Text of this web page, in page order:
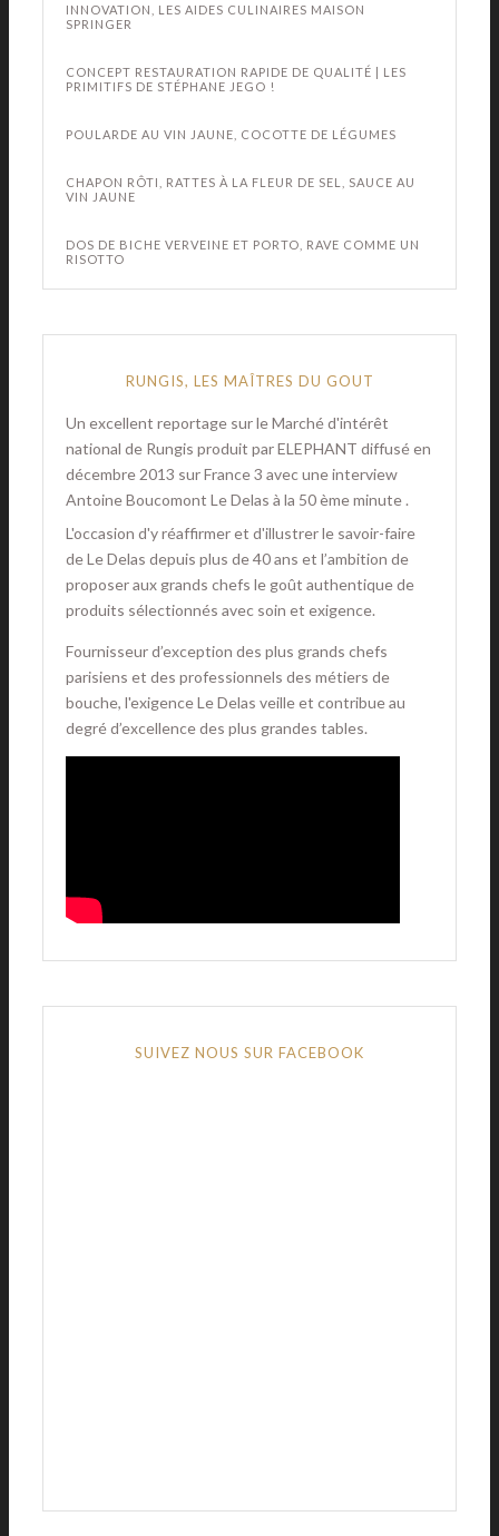
INNOVATION, LES AIDES CULINAIRES MAISON
SPRINGER
CONCEPT RESTAURATION RAPIDE DE QUALITÉ | LES
PRIMITIFS DE STÉPHANE JEGO !
POULARDE AU VIN JAUNE, COCOTTE DE LÉGUMES
CHAPON RÔTI, RATTES À LA FLEUR DE SEL, SAUCE AU
VIN JAUNE
DOS DE BICHE VERVEINE ET PORTO, RAVE COMME UN
RISOTTO
RUNGIS, LES MAÎTRES DU GOUT
Un excellent reportage sur le Marché d'intérêt
national de Rungis produit par ELEPHANT diffusé en
décembre 2013 sur France 3 avec une interview
Antoine Boucomont Le Delas à la 50 ème minute .
L'occasion d'y réaffirmer et d'illustrer le savoir-faire
de Le Delas depuis plus de 40 ans et l’ambition de
proposer aux grands chefs le goût authentique de
produits sélectionnés avec soin et exigence.
Fournisseur d’exception des plus grands chefs
parisiens et des professionnels des métiers de
bouche, l'exigence Le Delas veille et contribue au
degré d’excellence des plus grandes tables.
SUIVEZ NOUS SUR FACEBOOK